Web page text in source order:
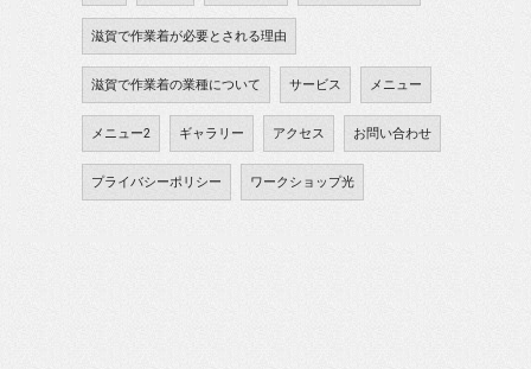
滋賀で作業着が必要とされる理由
滋賀で作業着の業種について サービス メニュー
メニュー2 ギャラリー アクセス お問い合わせ
プライバシーポリシー ワークショップ光